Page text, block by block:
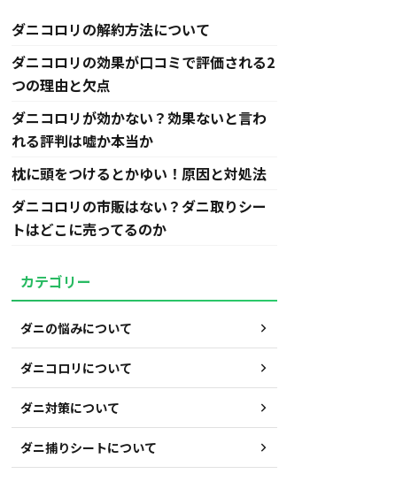
ダニコロリの解約方法について
ダニコロリの効果が口コミで評価される2
つの理由と欠点
ダニコロリが効かない？効果ないと言わ
れる評判は嘘か本当か
枕に頭をつけるとかゆい！原因と対処法
ダニコロリの市販はない？ダニ取りシー
トはどこに売ってるのか
カテゴリー
ダニの悩みについて
ダニコロリについて
ダニ対策について
ダニ捕りシートについて